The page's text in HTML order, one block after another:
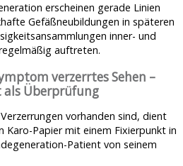
erscheinen gerade Linien
Gefäßneubildungen in späteren
inner- und
auftreten.
verzerrtes Sehen –
Überprüfung
vorhanden sind, dient
Karo-Papier mit einem Fixierpunkt in
Patient von seinem